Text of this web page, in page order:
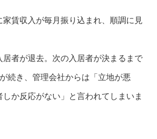
家賃収入が毎月振り込まれ、順調に見
居者が退去。次の入居者が決まるまで
続き、管理会社からは「立地が悪
しか反応がない」と言われてしまいま